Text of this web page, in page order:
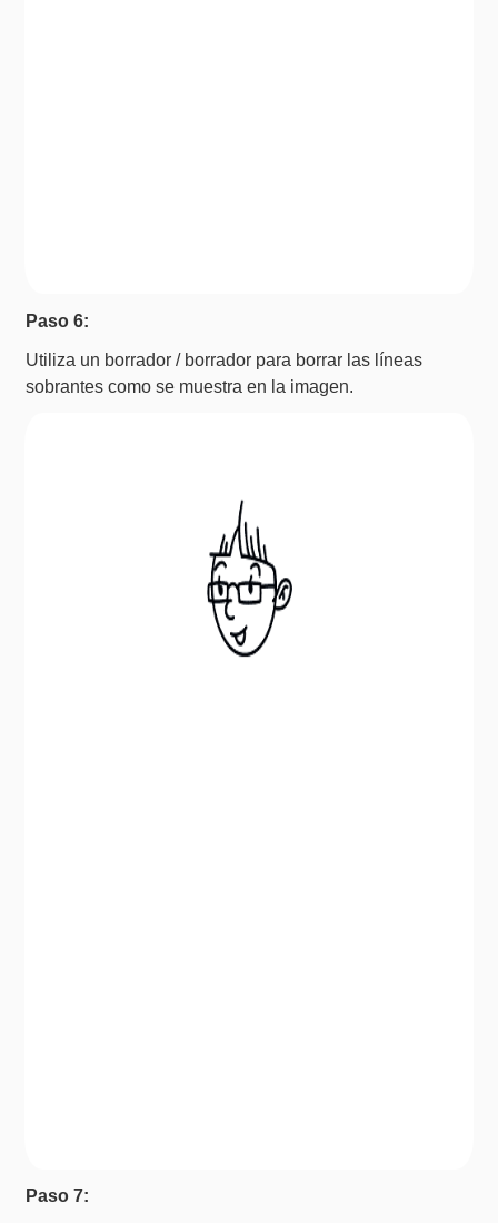
Paso 6:
Utiliza un borrador / borrador para borrar las líneas
sobrantes como se muestra en la imagen.
Paso 7: